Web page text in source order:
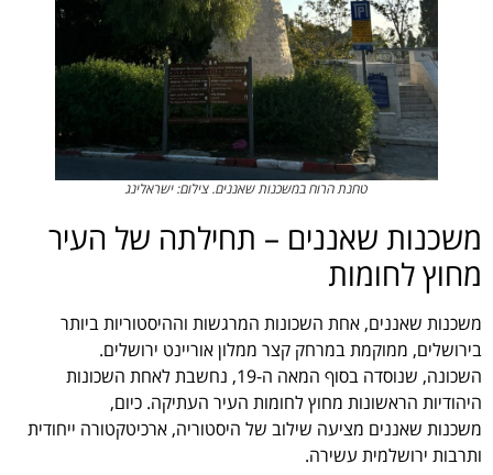
טחנת הרוח במשכנות שאננים. צילום: ישראלינג
משכנות שאננים – תחילתה של העיר
מחוץ לחומות
משכנות שאננים, אחת השכונות המרגשות וההיסטוריות ביותר
בירושלים, ממוקמת במרחק קצר ממלון אוריינט ירושלים.
השכונה, שנוסדה בסוף המאה ה-19, נחשבת לאחת השכונות
היהודיות הראשונות מחוץ לחומות העיר העתיקה. כיום,
משכנות שאננים מציעה שילוב של היסטוריה, ארכיטקטורה ייחודית
ותרבות ירושלמית עשירה.